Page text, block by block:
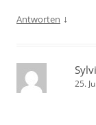
Antworten ↓
25.